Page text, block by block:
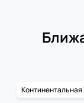
Континентальная